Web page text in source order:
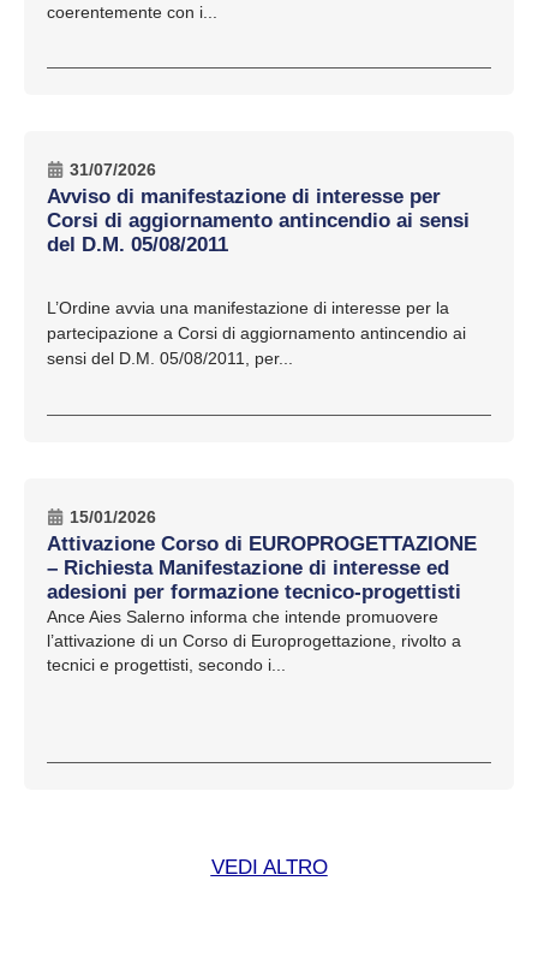
coerentemente con i...
31/07/2026
Avviso di manifestazione di interesse per
Corsi di aggiornamento antincendio ai sensi
del D.M. 05/08/2011
L’Ordine avvia una manifestazione di interesse per la
partecipazione a Corsi di aggiornamento antincendio ai
sensi del D.M. 05/08/2011, per...
15/01/2026
Attivazione Corso di EUROPROGETTAZIONE
– Richiesta Manifestazione di interesse ed
adesioni per formazione tecnico-progettisti
Ance Aies Salerno informa che intende promuovere
l’attivazione di un Corso di Europrogettazione, rivolto a
tecnici e progettisti, secondo i...
VEDI ALTRO